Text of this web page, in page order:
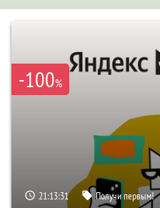
-100%
21:13:30 Получи первым!